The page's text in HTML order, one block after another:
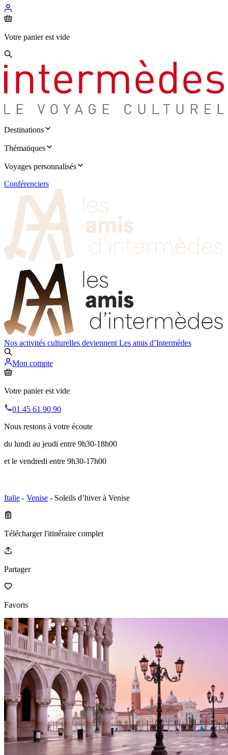
Votre panier est vide
Destinations
Thématiques
Voyages personnalisés
Conférenciers
Nos activités culturelles deviennent Les amis d’Intermèdes
Mon compte
Votre panier est vide
01 45 61 90 90
Nous restons à votre écoute
du lundi au jeudi entre 9h30-18h00
et le vendredi entre 9h30-17h00
Italie - Venise - Soleils d’hiver à Venise
Télécharger l'itinéraire complet
Partager
Favoris